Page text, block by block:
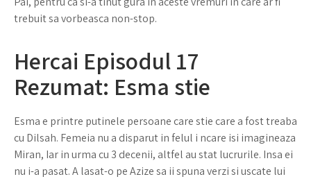
trebuit sa vorbeasca non-stop.
Hercai Episodul 17
Rezumat: Esma stie
Esma e printre putinele persoane care stie care a fost treaba
cu Dilsah. Femeia nu a disparut in felul i ncare isi imagineaza
Miran, Iar in urma cu 3 decenii, altfel au stat lucrurile. Insa ei
nu i-a pasat. A lasat-o pe Azize sa ii spuna verzi si uscate lui